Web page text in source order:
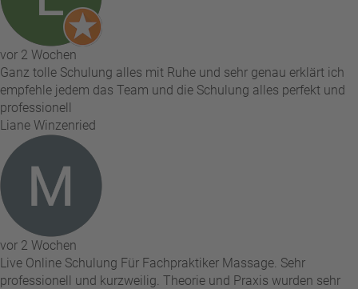
vor 2 Wochen
Ganz tolle Schulung alles mit Ruhe und sehr genau erklärt ich
empfehle jedem das Team und die Schulung alles perfekt und
professionell
Liane Winzenried
vor 2 Wochen
Live Online Schulung Für Fachpraktiker Massage. Sehr
professionell und kurzweilig. Theorie und Praxis wurden sehr